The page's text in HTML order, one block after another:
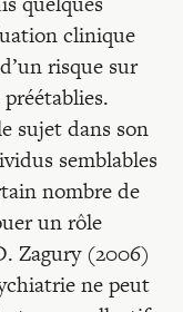
clinique
risque sur
sujet dans son
semblables
nombre de
un rôle
Zagury (2006)
ne peut